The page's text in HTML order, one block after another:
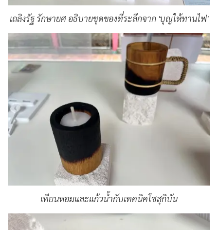
เถลิงรัฐ รักษายศ อธิบายชุดของที่ระลึกจาก 'บุญให้ทานไฟ'
เทียนหอมและแก้วน้ำกับเทคนิคโชสุกิบัน